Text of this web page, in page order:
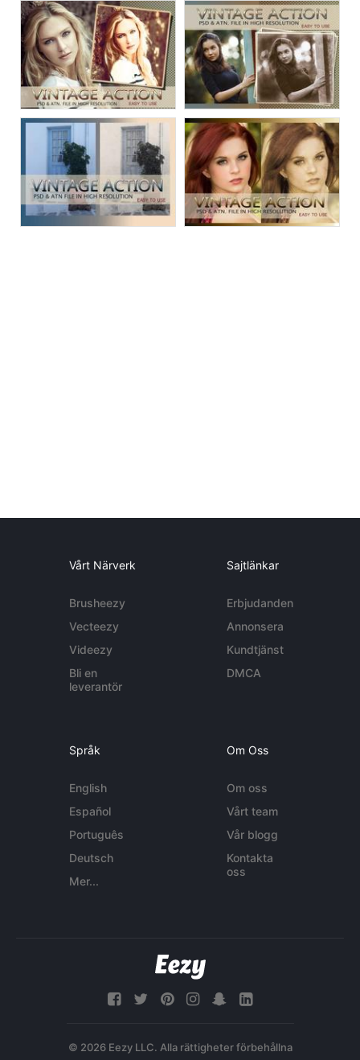
Vårt Närverk
Brusheezy
Vecteezy
Videezy
Bli en
leverantör
Sajtlänkar
Erbjudanden
Annonsera
Kundtjänst
DMCA
Språk
English
Español
Português
Deutsch
Mer...
Om Oss
Om oss
Vårt team
Vår blogg
Kontakta
oss
© 2026 Eezy LLC. Alla rättigheter förbehållna